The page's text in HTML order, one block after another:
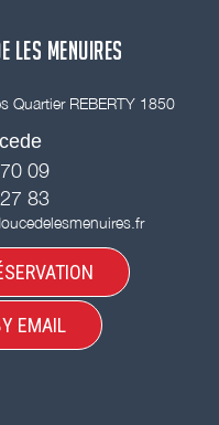
LES MENUIRES
Quartier REBERTY 1850
09
83
EMAIL